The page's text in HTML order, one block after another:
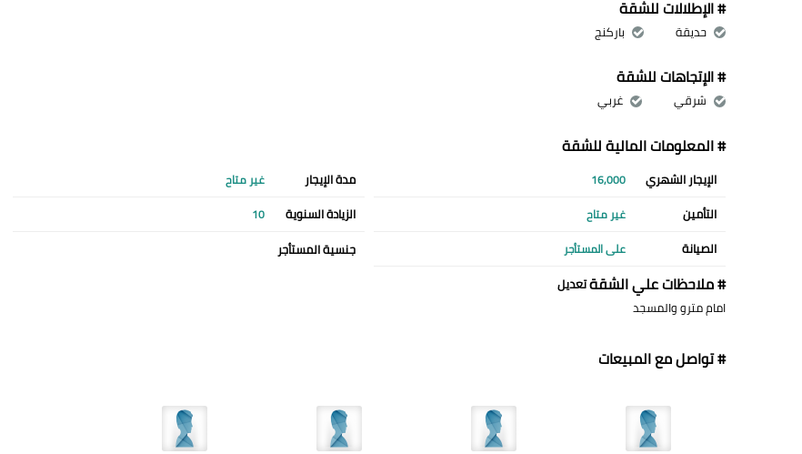
# الإطلالات للشقة
حديقة باركنج
# الإتجاهات للشقة
شرقي غربي
# المعلومات المالية للشقة
الإيجار الشهري 16,000 مدة الإيجار غير متاح
التأمين غير متاح الزيادة السنوية 10
الصيانة على المستأجر جنسية المستأجر
# ملاحظات علي الشقةتعديل
امام مترو والمسجد
# تواصل مع المبيعات